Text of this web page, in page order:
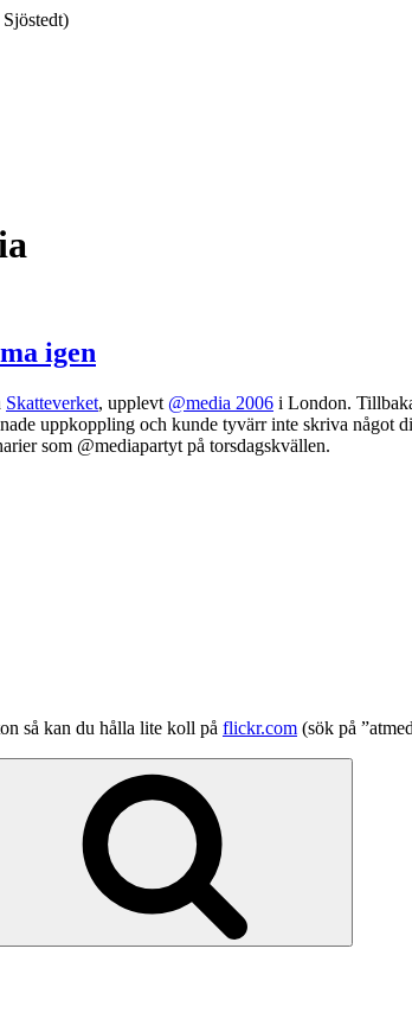
igen
Skatteverket, upplevt @media 2006 i London.
uppkoppling och kunde tyvärr inte skriva
som @mediapartyt på torsdagskvällen.
så kan du hålla lite koll på flickr.com (sök på